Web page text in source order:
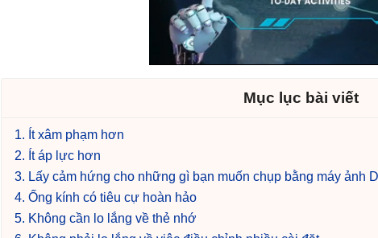
Mục lục bài viết
1. Ít xâm phạm hơn
2. Ít áp lực hơn
3. Lấy cảm hứng cho những gì bạn muốn chụp bằng máy ảnh
4. Ống kính có tiêu cự hoàn hảo
5. Không cần lo lắng về thẻ nhớ